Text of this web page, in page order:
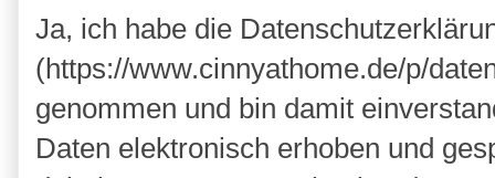
Ja, ich habe die
(https://www.cinnyathome.de/p/
genommen und bin damit
Daten elektronisch erhoben und